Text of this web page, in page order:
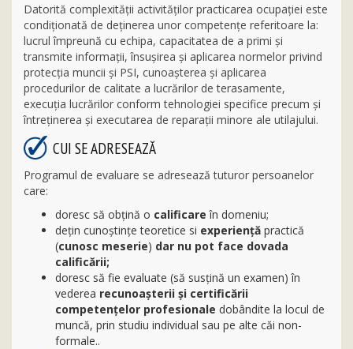
Datorită complexităţii activităţilor practicarea ocupaţiei este
condiţionată de deţinerea unor competenţe referitoare la:
lucrul împreună cu echipa, capacitatea de a primi şi
transmite informaţii, însuşirea şi aplicarea normelor privind
protecţia muncii şi PSI, cunoaşterea şi aplicarea
procedurilor de calitate a lucrărilor de terasamente,
execuţia lucrărilor conform tehnologiei specifice precum şi
întreţinerea şi executarea de reparaţii minore ale utilajului.
CUI SE ADRESEAZĂ
Programul de evaluare se adresează tuturor persoanelor
care:
doresc să obţină o calificare în domeniu;
dețin cunoștințe teoretice si experienţă practică
(cunosc meserie) dar nu pot face dovada
calificării;
doresc să fie evaluate (să susțină un examen) în
vederea recunoaşterii și certificării
competenţelor profesionale dobândite la locul de
muncă, prin studiu individual sau pe alte căi non-
formale..